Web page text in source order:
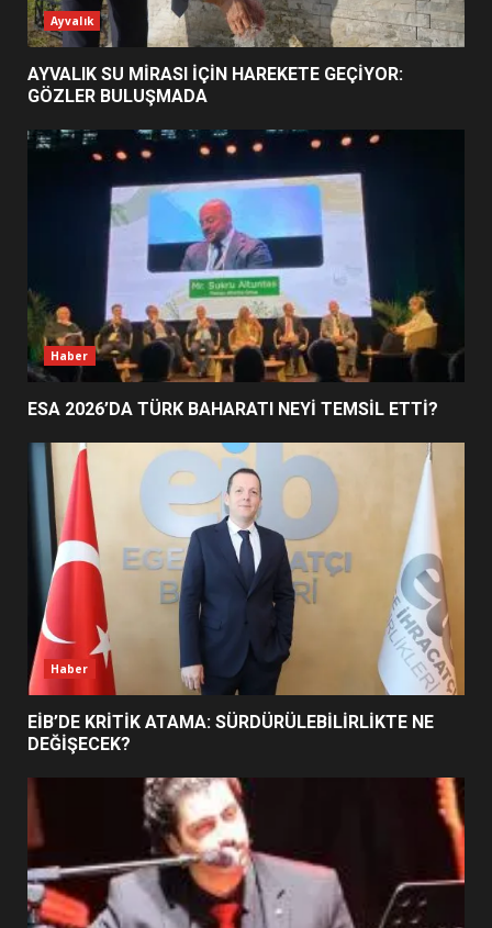
2
ESA 2026’DA TÜRK BAHARATI
NEYİ TEMSİL ETTİ?
EİB’DE KRİTİK ATAMA:
SÜRDÜRÜLEBİLİRLİKTE NE
DEĞİŞECEK?
4
EDREMİT’İN GURURU TÜRKİYE
FİNALİNDE NE BAŞARDI?
5
UZATILDI: NE DEĞİŞTİ?
6
BURHANİYE SATRANÇ
TURNUVASI KAYITLARI NEYİ
DEĞİŞTİRİYOR?
BURHANİYE BELEDİYESPOR’DA
YENİ YÖNETİM NASIL
Ayvalık
AYVALIK SU MİRASI İÇİN HAREKETE GEÇİYOR:
GÖZLER BULUŞMADA
Haber
ESA 2026’DA TÜRK BAHARATI NEYİ TEMSİL ETTİ?
Haber
EİB’DE KRİTİK ATAMA: SÜRDÜRÜLEBİLİRLİKTE NE
DEĞİŞECEK?